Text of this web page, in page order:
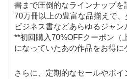
書まで圧倒的なラインナップを
70万冊以上の豊富な品揃えで、
ビジネス書などあらゆるジャン
**初回購入70%OFFクーポン（
になっていたあの作品をお得に
さらに、定期的なセールやポ